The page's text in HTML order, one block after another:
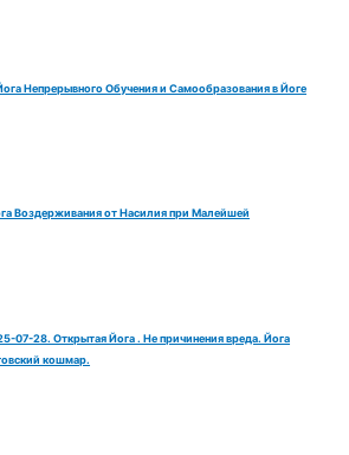
Непрерывного Обучения и Самообразования в Йоге
Воздерживания от Насилия при Малейшей
28. Открытая Йога . Не причинения вреда. Йога
кошмар.